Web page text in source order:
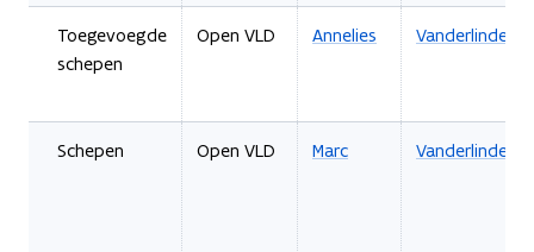
Toegevoegde
schepen
Open VLD Annelies Vanderlinden
Schepen Open VLD Marc Vanderlinden